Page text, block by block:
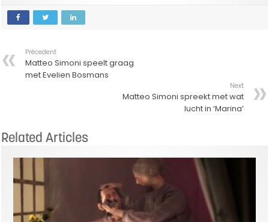
Précedent
Matteo Simoni speelt graag
met Evelien Bosmans
Next
Matteo Simoni spreekt met wat
lucht in ‘Marina’
Related Articles